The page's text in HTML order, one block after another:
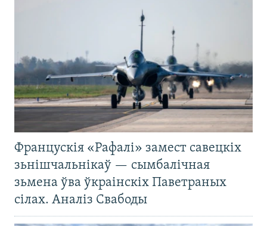
Францускія «Рафалі» замест савецкіх
зьнішчальнікаў — сымбалічная
зьмена ўва ўкраінскіх Паветраных
сілах. Аналіз Свабоды